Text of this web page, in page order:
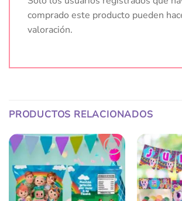
comprado este producto pueden
valoración.
PRODUCTOS RELACIONADOS
Añadir
a la
lista
de
deseos